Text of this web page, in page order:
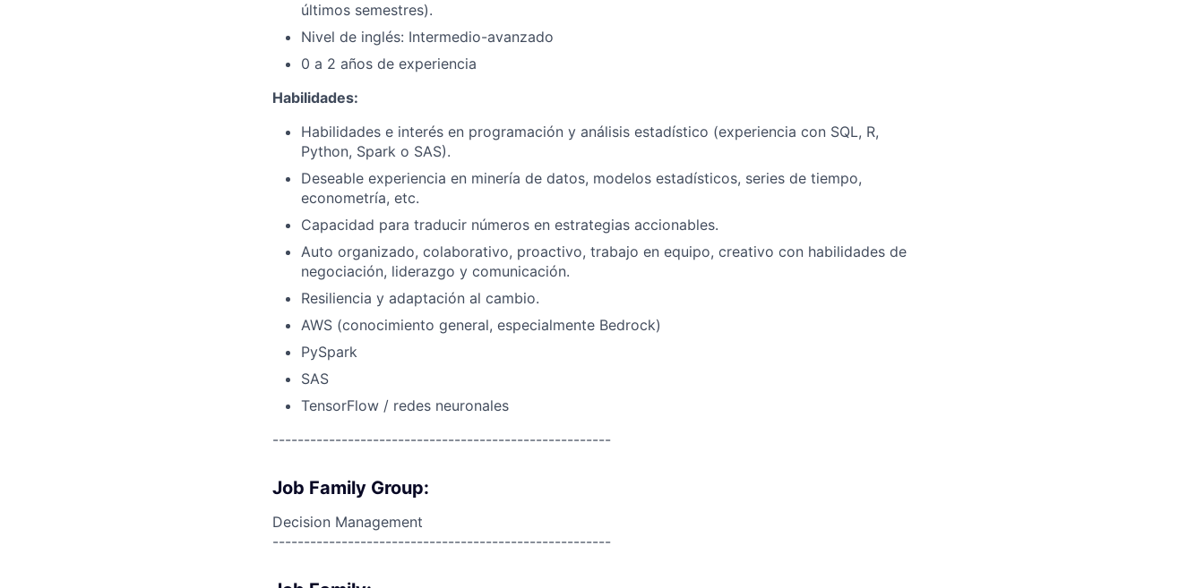
últimos semestres).
Nivel de inglés: Intermedio-avanzado
0 a 2 años de experiencia
Habilidades:
Habilidades e interés en programación y análisis estadístico (experiencia con SQL, R,
Python, Spark o SAS).
Deseable experiencia en minería de datos, modelos estadísticos, series de tiempo,
econometría, etc.
Capacidad para traducir números en estrategias accionables.
Auto organizado, colaborativo, proactivo, trabajo en equipo, creativo con habilidades de
negociación, liderazgo y comunicación.
Resiliencia y adaptación al cambio.
AWS (conocimiento general, especialmente Bedrock)
PySpark
SAS
TensorFlow / redes neuronales
------------------------------------------------------
Job Family Group:
Decision Management
------------------------------------------------------